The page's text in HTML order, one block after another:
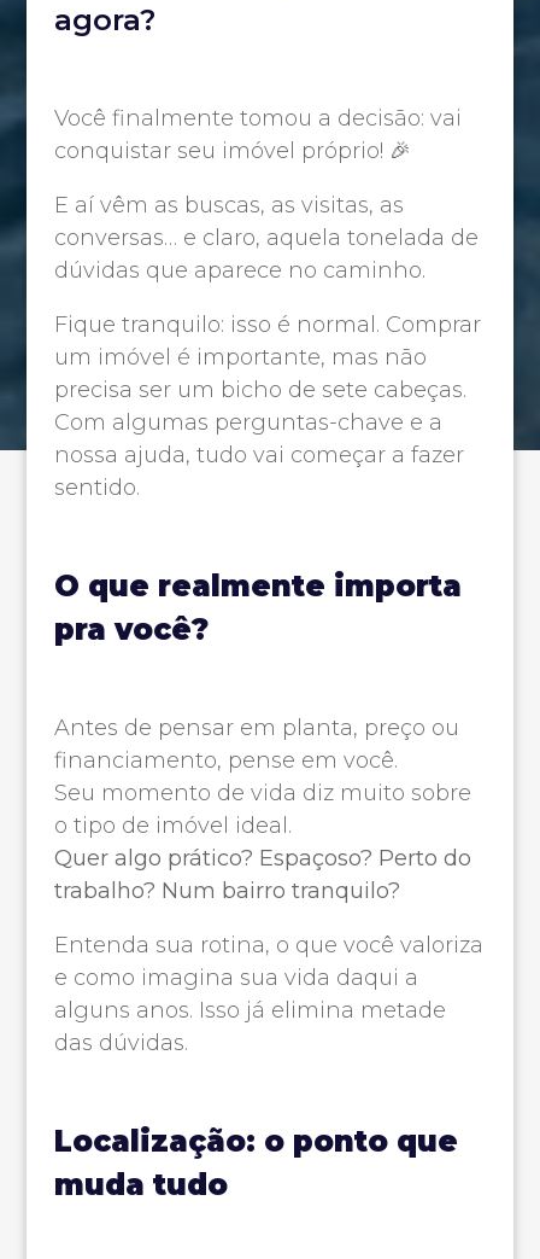
agora?
Você finalmente tomou a decisão: vai
conquistar seu imóvel próprio! 🎉
E aí vêm as buscas, as visitas, as
conversas… e claro, aquela tonelada de
dúvidas que aparece no caminho.
Fique tranquilo: isso é normal. Comprar
um imóvel é importante, mas não
precisa ser um bicho de sete cabeças.
Com algumas perguntas-chave e a
nossa ajuda, tudo vai começar a fazer
sentido.
O que realmente importa
pra você?
Antes de pensar em planta, preço ou
financiamento, pense em você.
Seu momento de vida diz muito sobre
o tipo de imóvel ideal.
Quer algo prático? Espaçoso? Perto do
trabalho? Num bairro tranquilo?
Entenda sua rotina, o que você valoriza
e como imagina sua vida daqui a
alguns anos. Isso já elimina metade
das dúvidas.
Localização: o ponto que
muda tudo